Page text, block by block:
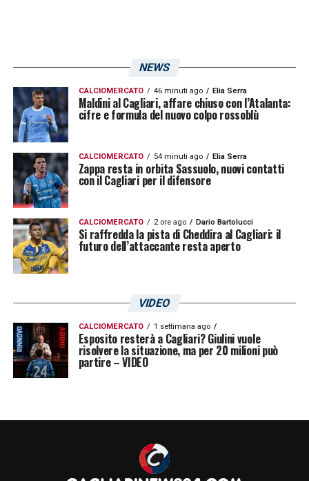
NEWS
CALCIOMERCATO 46 minuti ago Elia Serra
Maldini al Cagliari, affare chiuso con l’Atalanta:
cifre e formula del nuovo colpo rossoblù
CALCIOMERCATO 54 minuti ago Elia Serra
Zappa resta in orbita Sassuolo, nuovi contatti
con il Cagliari per il difensore
CALCIOMERCATO 2 ore ago Dario Bartolucci
Si raffredda la pista di Cheddira al Cagliari: il
futuro dell’attaccante resta aperto
VIDEO
CALCIOMERCATO 1 settimana ago
Esposito resterà a Cagliari? Giulini vuole
risolvere la situazione, ma per 20 milioni può
partire – VIDEO